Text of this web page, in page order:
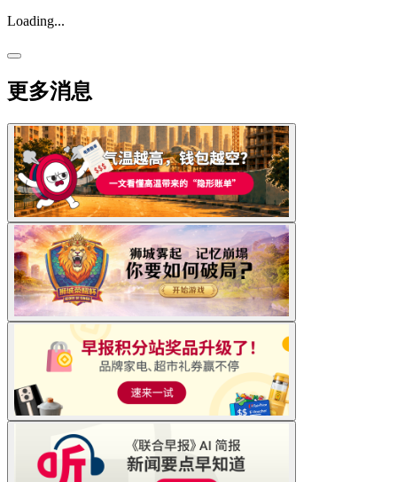
Loading...
更多消息